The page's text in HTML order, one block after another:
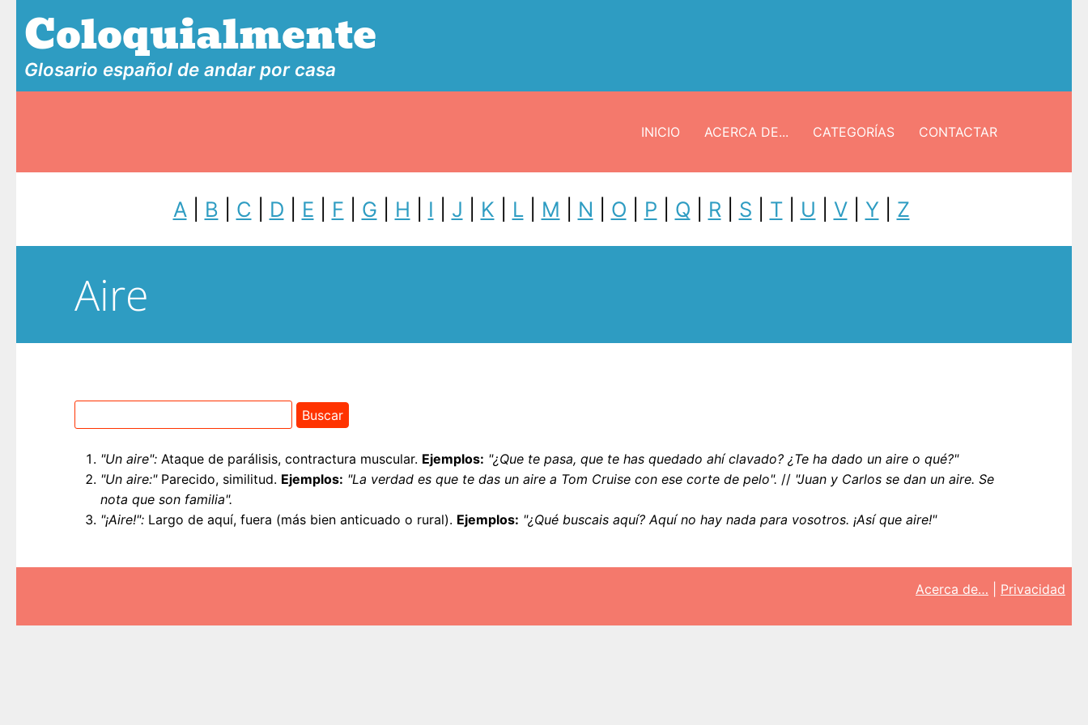
Coloquialmente
Glosario español de andar por casa
INICIO ACERCA DE... CATEGORÍAS CONTACTAR
A B C D E F G H I J K L| M N O P Q R S T| U V| Y Z
Aire
"Un aire": Ataque de parálisis, contractura muscular. Ejemplos: "¿Que te pasa, que te has quedado ahí clavado? ¿Te ha dado un aire o qué?"
"Un aire:"Parecido, similitud. Ejemplos: "La verdad es que te das un aire a Tom Cruise con ese corte de pelo". // "Juan y Carlos se dan un aire. Se
nota que son familia".
"¡Aire!": Largo de aquí, fuera (más bien anticuado o rural). Ejemplos: "¿Qué buscais aquí? Aquí no hay nada para vosotros. ¡Así que aire!"
Acerca de… Privacidad